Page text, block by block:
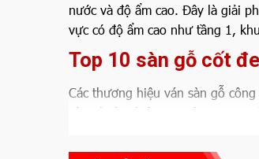
nước và độ ẩm cao. Đây là giải
vực có độ ẩm cao như tầng 1,
Top 10 sàn gỗ cốt
Các thương hiệu ván sàn gỗ
công hoàn thiện tại Việt Nam.